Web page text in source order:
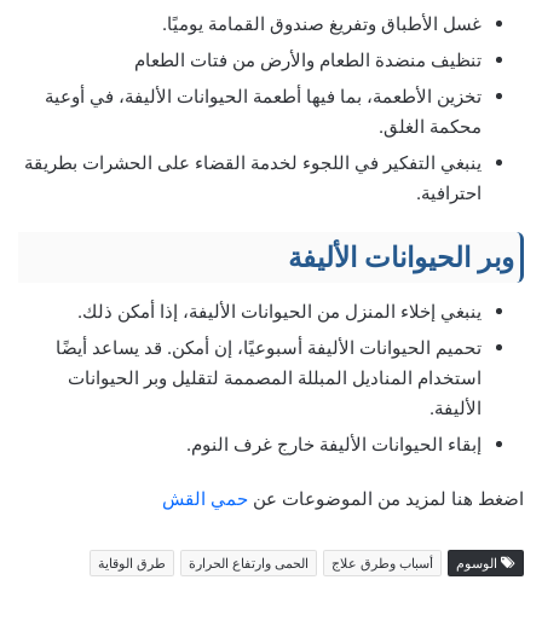
غسل الأطباق وتفريغ صندوق القمامة يوميًا.
تنظيف منضدة الطعام والأرض من فتات الطعام
تخزين الأطعمة، بما فيها أطعمة الحيوانات الأليفة، في أوعية
محكمة الغلق.
ينبغي التفكير في اللجوء لخدمة القضاء على الحشرات بطريقة
احترافية.
وبر الحيوانات الأليفة
ينبغي إخلاء المنزل من الحيوانات الأليفة، إذا أمكن ذلك.
تحميم الحيوانات الأليفة أسبوعيًا، إن أمكن. قد يساعد أيضًا
استخدام المناديل المبللة المصممة لتقليل وبر الحيوانات
الأليفة.
إبقاء الحيوانات الأليفة خارج غرف النوم.
اضغط هنا لمزيد من الموضوعات عن حمي القش
الوسوم أسباب وطرق علاج الحمى وارتفاع الحرارة طرق الوقاية